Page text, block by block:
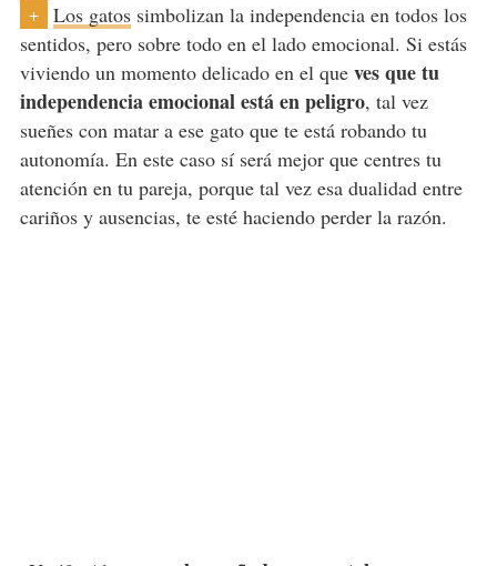
+ Los gatossimbolizan la independencia en todos los
sentidos, pero sobre todo en el lado emocional. Si estás
viviendo un momento delicado en el que ves que tu
independencia emocional está en peligro, tal vez
sueñes con matar a ese gato que te está robando tu
autonomía. En este caso sí será mejor que centres tu
atención en tu pareja, porque tal vez esa dualidad entre
cariños y ausencias, te esté haciendo perder la razón.